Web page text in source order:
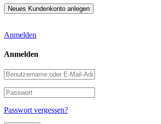
Anmelden
Anmelden
Benutzername
oder
E-
Mail-
Adresse
Passwort
Passwort vergessen?